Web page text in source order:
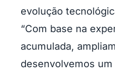
evolução
“Com base na
acumulada,
desenvolvemos